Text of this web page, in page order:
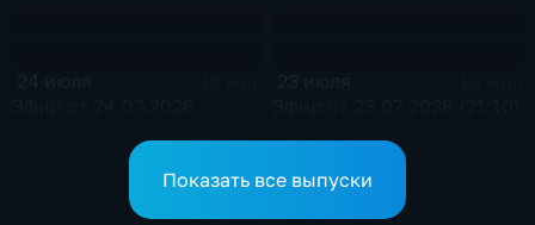
Показать все выпуски